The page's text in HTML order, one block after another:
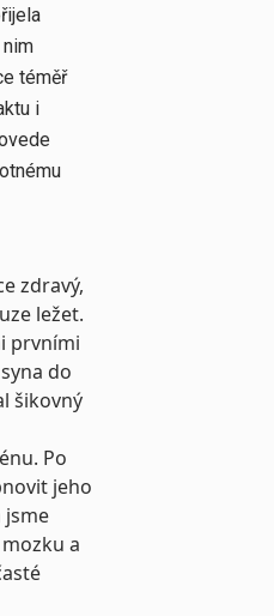
téměř
i
zdravý,
ležet.
prvními
do
šikovný
Po
jeho
jsme
a